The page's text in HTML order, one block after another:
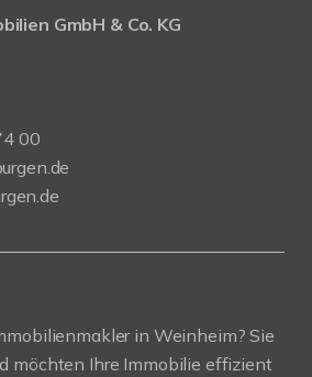
GmbH & Co. KG
00
in Weinheim? Sie
möchten Ihre Immobilie effizient